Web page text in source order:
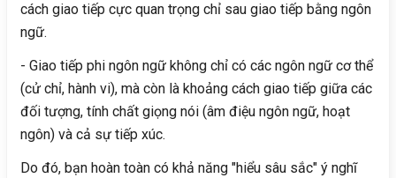
cách giao tiếp cực quan trọng chỉ sau giao tiếp bằng ngôn
ngữ.
- Giao tiếp phi ngôn ngữ không chỉ có các ngôn ngữ cơ thể
(cử chỉ, hành vi), mà còn là khoảng cách giao tiếp giữa các
đối tượng, tính chất giọng nói (âm điệu ngôn ngữ, hoạt
ngôn) và cả sự tiếp xúc.
Do đó, bạn hoàn toàn có khả năng "hiểu sâu sắc" ý nghĩ